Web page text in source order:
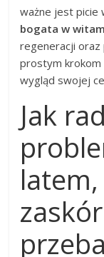
ważne jest picie
bogata w
regeneracji oraz
prostym krokom
wygląd swojej
Jak